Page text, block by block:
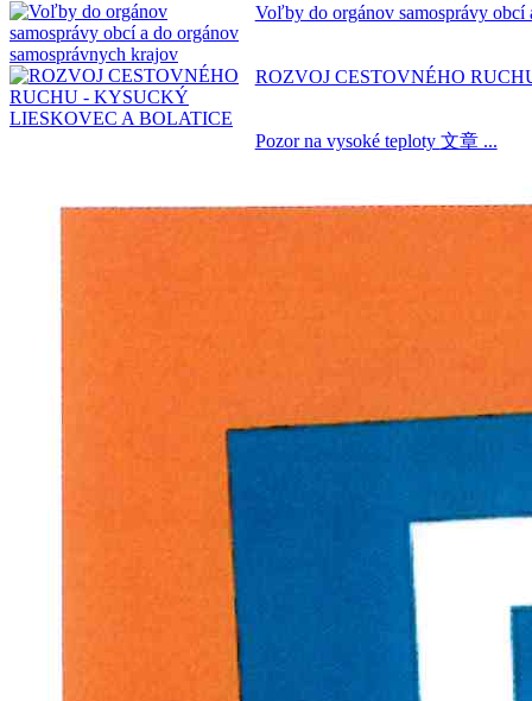
Voľby do orgánov samosprávy
ROZVOJ CESTOVNÉHO
Pozor na vysoké teploty 文章 ...